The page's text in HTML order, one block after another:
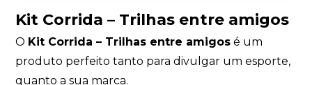
Kit Corrida – Trilhas entre amigos
O Kit Corrida – Trilhas entre amigos é um
produto perfeito tanto para divulgar um esporte,
quanto a sua marca.